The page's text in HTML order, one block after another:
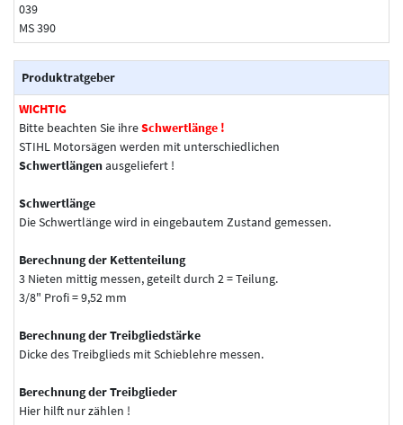
039
MS 390
Produktratgeber
WICHTIG
Bitte beachten Sie ihreSchwertlänge !
STIHL Motorsägen werden mit unterschiedlichen
Schwertlängenausgeliefert !
Schwertlänge
Die Schwertlänge wird in eingebautem Zustand gemessen.
Berechnung der Kettenteilung
3 Nieten mittig messen, geteilt durch 2 = Teilung.
3/8" Profi = 9,52 mm
Berechnung der Treibgliedstärke
Dicke des Treibglieds mit Schieblehre messen.
Berechnung der Treibglieder
Hier hilft nur zählen !